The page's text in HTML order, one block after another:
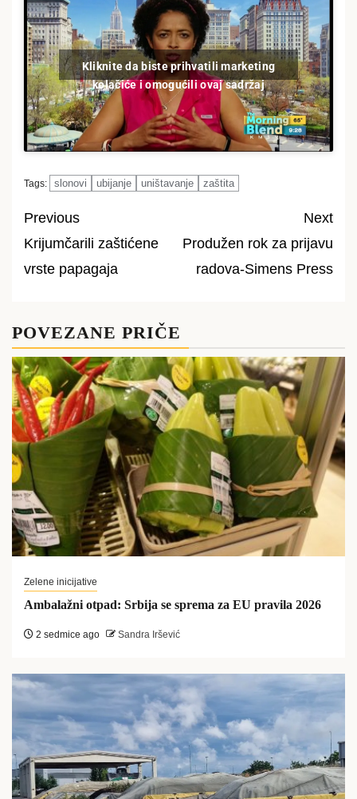
Kliknite da biste prihvatili marketing
kolačiće i omogućili ovaj sadržaj
Tags: slonovi ubijanje uništavanje zaštita
Post
navigation
Previous
Krijumčarili zaštićene
vrste papagaja
Next
Produžen rok za prijavu
radova-Simens Press
POVEZANE PRIČE
Zelene inicijative
Ambalažni otpad: Srbija se sprema za EU pravila 2026
2 sedmice ago Sandra Iršević